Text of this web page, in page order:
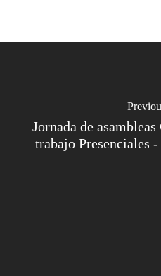
Jornada de
trabajo Presenciales